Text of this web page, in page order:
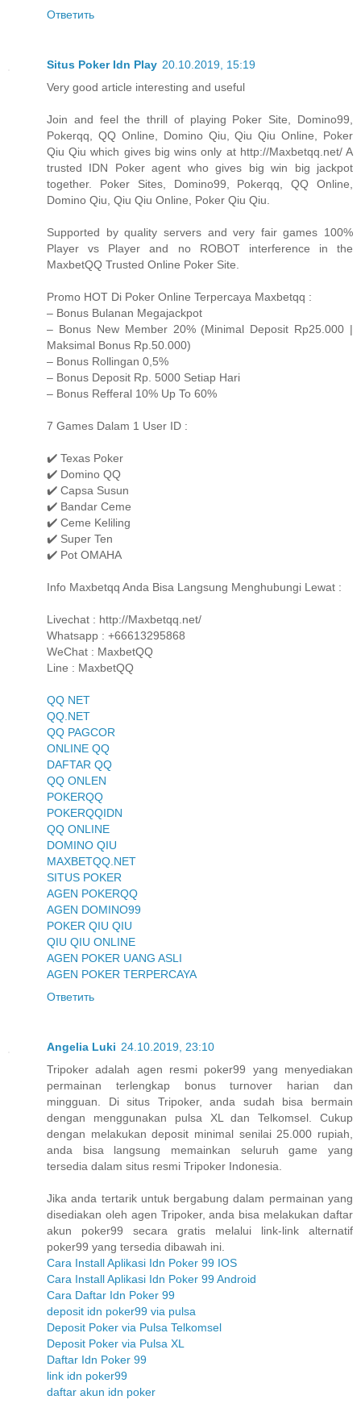
Ответить
Situs Poker Idn Play 20.10.2019, 15:19
Very good article interesting and useful
Join and feel the thrill of playing Poker Site, Domino99,
Pokerqq, QQ Online, Domino Qiu, Qiu Qiu Online, Poker
Qiu Qiu which gives big wins only at http://Maxbetqq.net/ A
trusted IDN Poker agent who gives big win big jackpot
together. Poker Sites, Domino99, Pokerqq, QQ Online,
Domino Qiu, Qiu Qiu Online, Poker Qiu Qiu.
Supported by quality servers and very fair games 100%
Player vs Player and no ROBOT interference in the
MaxbetQQ Trusted Online Poker Site.
Promo HOT Di Poker Online Terpercaya Maxbetqq :
– Bonus Bulanan Megajackpot
– Bonus New Member 20% (Minimal Deposit Rp25.000 |
Maksimal Bonus Rp.50.000)
– Bonus Rollingan 0,5%
– Bonus Deposit Rp. 5000 Setiap Hari
– Bonus Refferal 10% Up To 60%
7 Games Dalam 1 User ID :
✔️ Texas Poker
✔️ Domino QQ
✔️ Capsa Susun
✔️ Bandar Ceme
✔️ Ceme Keliling
✔️ Super Ten
✔️ Pot OMAHA
Info Maxbetqq Anda Bisa Langsung Menghubungi Lewat :
Livechat : http://Maxbetqq.net/
Whatsapp : +66613295868
WeChat : MaxbetQQ
Line : MaxbetQQ
QQ NET
QQ.NET
QQ PAGCOR
ONLINE QQ
DAFTAR QQ
QQ ONLEN
POKERQQ
POKERQQIDN
QQ ONLINE
DOMINO QIU
MAXBETQQ.NET
SITUS POKER
AGEN POKERQQ
AGEN DOMINO99
POKER QIU QIU
QIU QIU ONLINE
AGEN POKER UANG ASLI
AGEN POKER TERPERCAYA
Ответить
Angelia Luki 24.10.2019, 23:10
Tripoker adalah agen resmi poker99 yang menyediakan
permainan terlengkap bonus turnover harian dan
mingguan. Di situs Tripoker, anda sudah bisa bermain
dengan menggunakan pulsa XL dan Telkomsel. Cukup
dengan melakukan deposit minimal senilai 25.000 rupiah,
anda bisa langsung memainkan seluruh game yang
tersedia dalam situs resmi Tripoker Indonesia.
Jika anda tertarik untuk bergabung dalam permainan yang
disediakan oleh agen Tripoker, anda bisa melakukan daftar
akun poker99 secara gratis melalui link-link alternatif
poker99 yang tersedia dibawah ini.
Cara Install Aplikasi Idn Poker 99 IOS
Cara Install Aplikasi Idn Poker 99 Android
Cara Daftar Idn Poker 99
deposit idn poker99 via pulsa
Deposit Poker via Pulsa Telkomsel
Deposit Poker via Pulsa XL
Daftar Idn Poker 99
link idn poker99
daftar akun idn poker